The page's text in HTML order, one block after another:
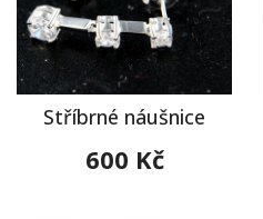
Stříbrné náušnice
600 Kč